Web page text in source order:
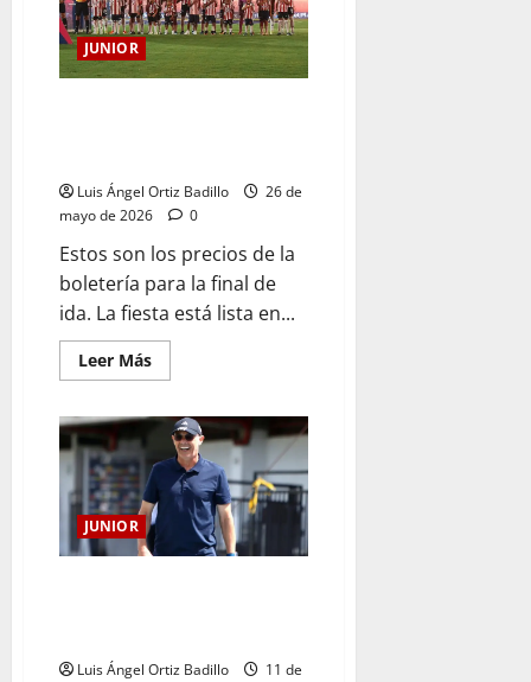
JUNIOR
Luis Ángel Ortiz Badillo
26 de
mayo de 2026
0
Estos son los precios de la
boletería para la final de
ida. La fiesta está lista en...
Leer Más
JUNIOR
Luis Ángel Ortiz Badillo
11 de